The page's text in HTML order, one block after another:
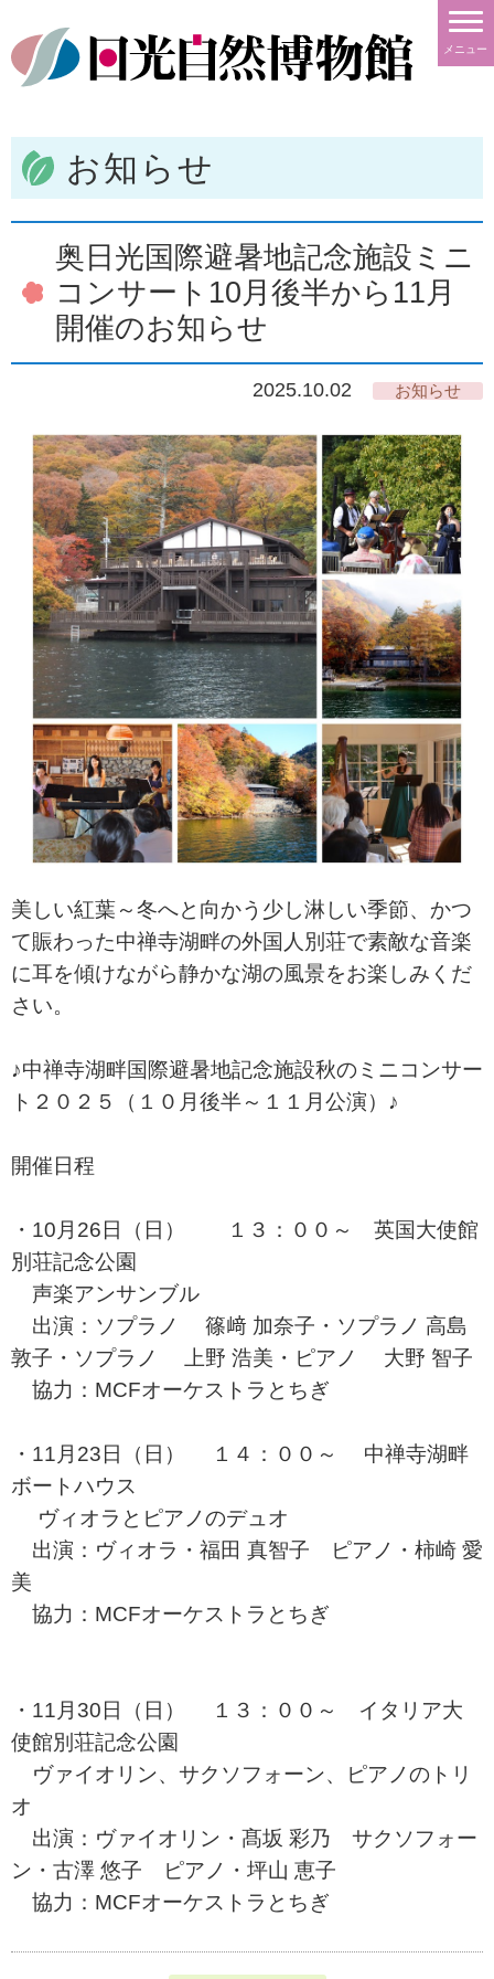
メニュー
お知らせ
奥日光国際避暑地記念施設ミニ
コンサート10月後半から11月
開催のお知らせ
2025.10.02 お知らせ
美しい紅葉～冬へと向かう少し淋しい季節、かつ
て賑わった中禅寺湖畔の外国人別荘で素敵な音楽
に耳を傾けながら静かな湖の風景をお楽しみくだ
さい。
♪中禅寺湖畔国際避暑地記念施設秋のミニコンサー
ト２０２５（１０月後半～１１月公演）♪
開催日程
・10月26日（日） １３：００～ 英国大使館
別荘記念公園
声楽アンサンブル
出演：ソプラノ 篠﨑 加奈子・ソプラノ 高島
敦子・ソプラノ 上野 浩美・ピアノ 大野 智子
協力：MCFオーケストラとちぎ
・11月23日（日） １４：００～ 中禅寺湖畔
ボートハウス
ヴィオラとピアノのデュオ
出演：ヴィオラ・福田 真智子 ピアノ・柿崎 愛
美
協力：MCFオーケストラとちぎ
・11月30日（日） １３：００～ イタリア大
使館別荘記念公園
ヴァイオリン、サクソフォーン、ピアノのトリ
オ
出演：ヴァイオリン・髙坂 彩乃 サクソフォー
ン・古澤 悠子 ピアノ・坪山 恵子
協力：MCFオーケストラとちぎ